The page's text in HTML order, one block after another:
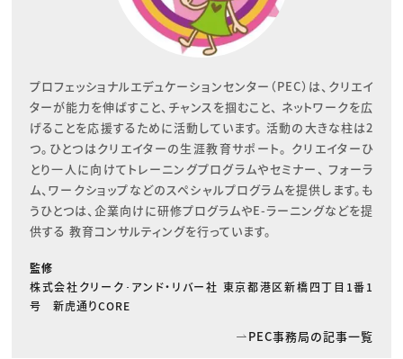
プロフェッショナルエデュケーションセンター（PEC）は、クリエイ
ターが能力を伸ばすこと、チャンスを掴むこと、 ネットワークを広
げることを応援するために活動しています。 活動の大きな柱は2
つ。ひとつはクリエイターの生涯教育サポート。 クリエイターひ
とり一人に向けてトレーニングプログラムやセミナー、 フォーラ
ム、ワークショップなどのスペシャルプログラムを提供します。も
うひとつは、企業向けに研修プログラムやE-ラーニングなどを提
供する 教育コンサルティングを行っています。
監修
株式会社クリーク･アンド・リバー社 東京都港区新橋四丁目1番1
号 新虎通りCORE
PEC事務局の記事一覧